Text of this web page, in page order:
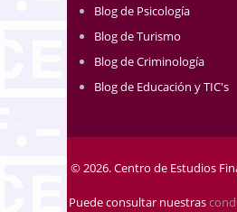
Blog de Psicología
Blog de Turismo
Blog de Criminología
Blog de Educación y TIC's
© 2026. Centro de Estudios
Puede consultar nuestras